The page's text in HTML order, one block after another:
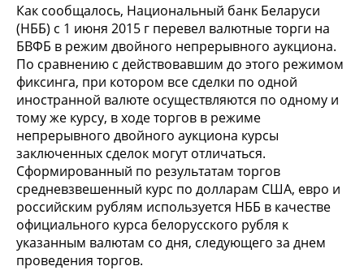
Как сообщалось, Национальный банк Беларуси
(НББ) с 1 июня 2015 г перевел валютные торги на
БВФБ в режим двойного непрерывного аукциона.
По сравнению с действовавшим до этого режимом
фиксинга, при котором все сделки по одной
иностранной валюте осуществляются по одному и
тому же курсу, в ходе торгов в режиме
непрерывного двойного аукциона курсы
заключенных сделок могут отличаться.
Сформированный по результатам торгов
средневзвешенный курс по долларам США, евро и
российским рублям используется НББ в качестве
официального курса белорусского рубля к
указанным валютам со дня, следующего за днем
проведения торгов.